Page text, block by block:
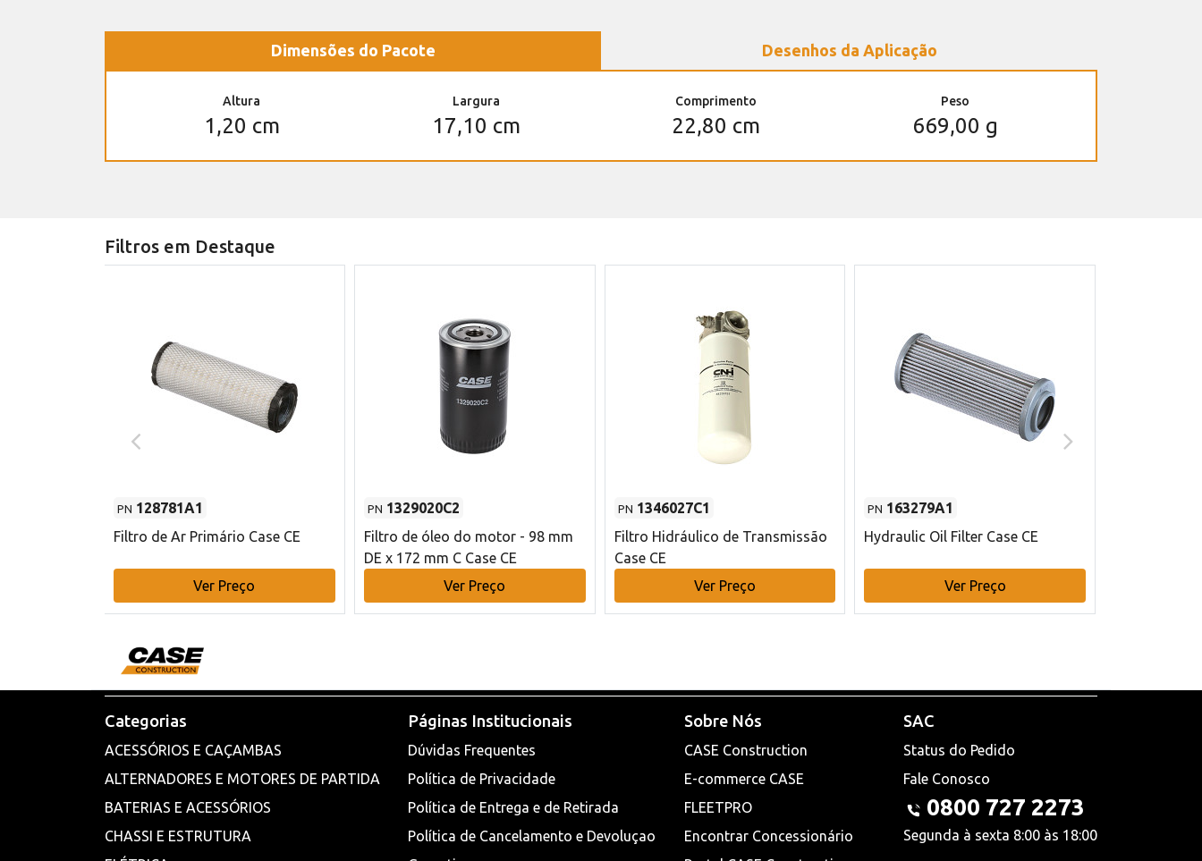
Dimensões do Pacote Desenhos da Aplicação
Altura
1,20 cm
Largura
17,10 cm
Comprimento
22,80 cm
Peso
669,00 g
Filtros em Destaque
PN 128781A1
Filtro de Ar Primário Case CE
Ver Preço
PN 1329020C2
Filtro de óleo do motor - 98 mm
DE x 172 mm C Case CE
Ver Preço
PN 1346027C1
Filtro Hidráulico de Transmissão
Case CE
Ver Preço
PN 163279A1
Hydraulic Oil Filter Case CE
Ver Preço
Categorias
ACESSÓRIOS E CAÇAMBAS
ALTERNADORES E MOTORES DE PARTIDA
BATERIAS E ACESSÓRIOS
CHASSI E ESTRUTURA
Páginas Institucionais
Dúvidas Frequentes
Política de Privacidade
Política de Entrega e de Retirada
Política de Cancelamento e Devoluçao
Sobre Nós
CASE Construction
E-commerce CASE
FLEETPRO
Encontrar Concessionário
SAC
Status do Pedido
Fale Conosco
0800 727 2273
Segunda à sexta 8:00 às 18:00